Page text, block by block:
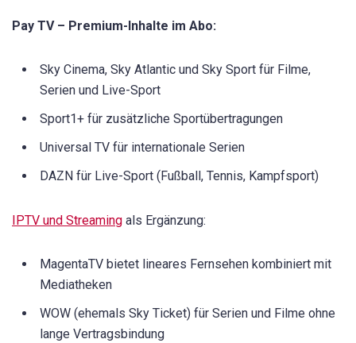
Pay TV – Premium-Inhalte im Abo:
Sky Cinema, Sky Atlantic und Sky Sport für Filme,
Serien und Live-Sport
Sport1+ für zusätzliche Sportübertragungen
Universal TV für internationale Serien
DAZN für Live-Sport (Fußball, Tennis, Kampfsport)
IPTV und Streaming als Ergänzung:
MagentaTV bietet lineares Fernsehen kombiniert mit
Mediatheken
WOW (ehemals Sky Ticket) für Serien und Filme ohne
lange Vertragsbindung